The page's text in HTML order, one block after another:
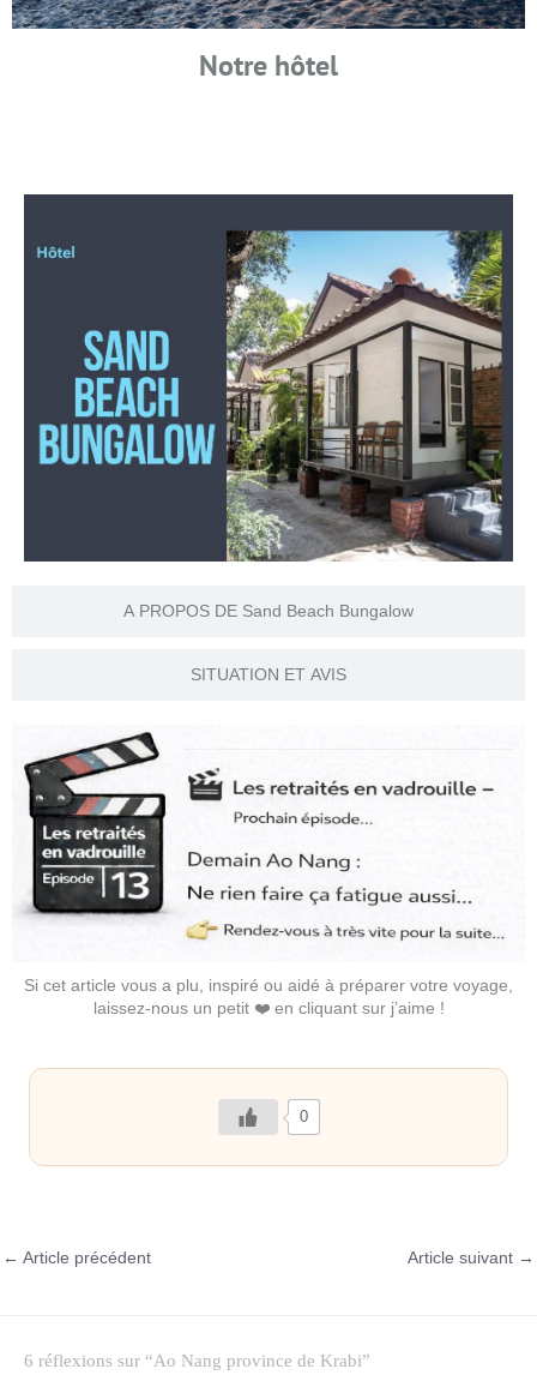
Notre hôtel
A PROPOS DE Sand Beach Bungalow
SITUATION ET AVIS
Si cet article vous a plu, inspiré ou aidé à préparer votre voyage,
laissez-nous un petit ❤️ en cliquant sur j’aime !
0
← Article précédent Article suivant →
6 réflexions sur “Ao Nang province de Krabi”